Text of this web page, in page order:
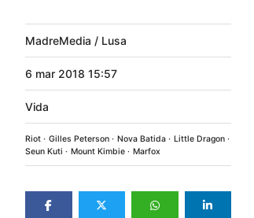
MadreMedia / Lusa
6 mar 2018 15:57
Vida
Riot Gilles Peterson Nova Batida
Little Dragon
Seun Kuti
Mount Kimbie Marfox